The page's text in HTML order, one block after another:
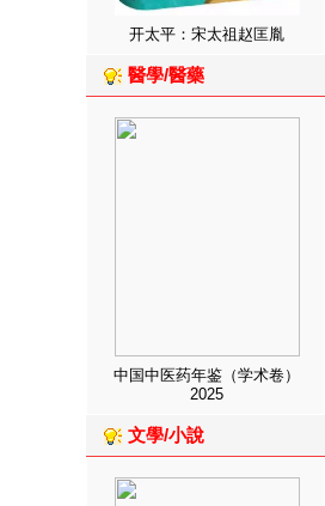
开太平：宋太祖赵匡胤
醫學/醫藥
中国中医药年鉴（学术卷）
2025
文學/小說